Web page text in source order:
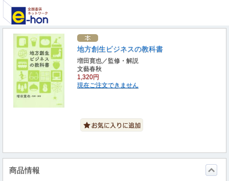
地方創生ビジネスの教科書
増田寛也／監修・解説
文藝春秋
1,320円
現在ご注文できません
商品情報